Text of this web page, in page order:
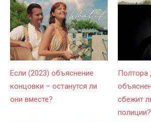
Если (2023) объяснение
концовки – останутся ли
они вместе?
Полтора
сбежит
полиции?